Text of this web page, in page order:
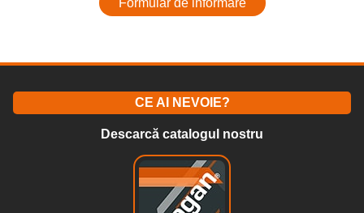
Formular de informare
CE AI NEVOIE?
Descarcă catalogul nostru